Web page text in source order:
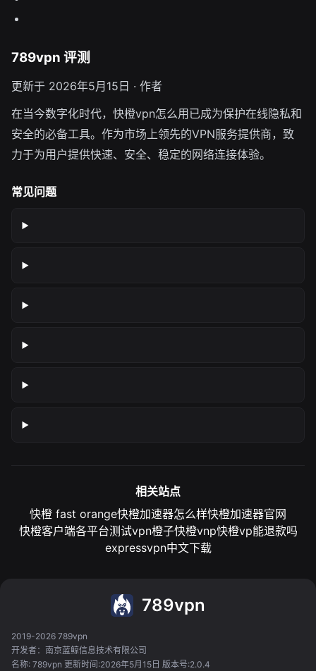
789vpn 评测
更新于 2026年5月15日 · 作者
在当今数字化时代，快橙vpn怎么用已成为保护在线隐私和
安全的必备工具。作为市场上领先的VPN服务提供商，致
力于为用户提供快速、安全、稳定的网络连接体验。
常见问题
相关站点
快橙 fast orange快橙加速器怎么样快橙加速器官网
快橙客户端各平台测试vpn橙子快橙vnp快橙vp能退款吗
expressvpn中文下载
789vpn
2019-2026 789vpn
开发者：南京蓝鲸信息技术有限公司
名称: 789vpn 更新时间:2026年5月15日 版本号:2.0.4